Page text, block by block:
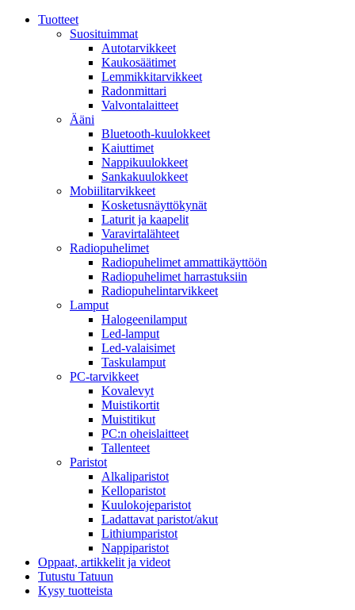
Tuotteet
Suosituimmat
Autotarvikkeet
Kaukosäätimet
Lemmikkitarvikkeet
Radonmittari
Valvontalaitteet
Ääni
Bluetooth-kuulokkeet
Kaiuttimet
Nappikuulokkeet
Sankakuulokkeet
Mobiilitarvikkeet
Kosketusnäyttökynät
Laturit ja kaapelit
Varavirtalähteet
Radiopuhelimet
Radiopuhelimet ammattikäyttöön
Radiopuhelimet harrastuksiin
Radiopuhelintarvikkeet
Lamput
Halogeenilamput
Led-lamput
Led-valaisimet
Taskulamput
PC-tarvikkeet
Kovalevyt
Muistikortit
Muistitikut
PC:n oheislaitteet
Tallenteet
Paristot
Alkaliparistot
Kelloparistot
Kuulokojeparistot
Ladattavat paristot/akut
Lithiumparistot
Nappiparistot
Oppaat, artikkelit ja videot
Tutustu Tatuun
Kysy tuotteista